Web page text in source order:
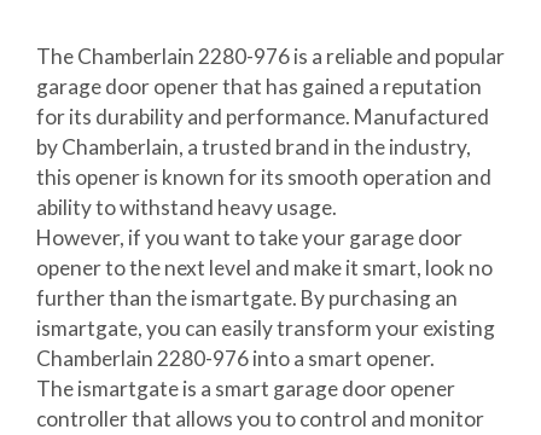
The Chamberlain 2280-976 is a reliable and popular
garage door opener that has gained a reputation
for its durability and performance. Manufactured
by Chamberlain, a trusted brand in the industry,
this opener is known for its smooth operation and
ability to withstand heavy usage.
However, if you want to take your garage door
opener to the next level and make it smart, look no
further than the ismartgate. By purchasing an
ismartgate, you can easily transform your existing
Chamberlain 2280-976 into a smart opener.
The ismartgate is a smart garage door opener
controller that allows you to control and monitor